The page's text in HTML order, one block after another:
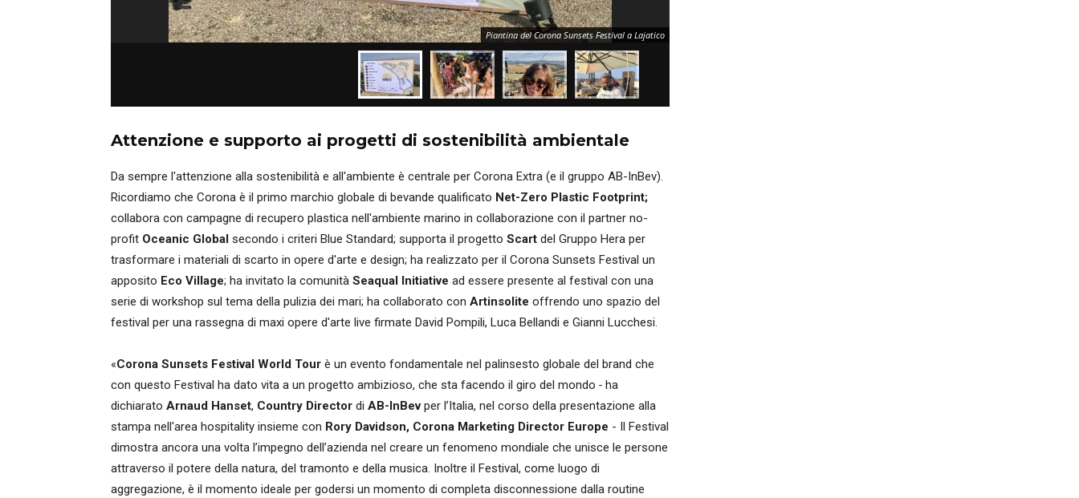
Piantina del Corona Sunsets Festival a Lajatico
Attenzione e supporto ai progetti di sostenibilità ambientale
Da sempre l'attenzione alla sostenibilità e all'ambiente è centrale per Corona Extra (e il gruppo AB-InBev).
Ricordiamo che Corona è il primo marchio globale di bevande qualificato Net-Zero Plastic Footprint;
collabora con campagne di recupero plastica nell'ambiente marino in collaborazione con il partner no-
profit Oceanic Global secondo i criteri Blue Standard; supporta il progetto Scart del Gruppo Hera per
trasformare i materiali di scarto in opere d'arte e design; ha realizzato per il Corona Sunsets Festival un
apposito Eco Village; ha invitato la comunità Seaqual Initiative ad essere presente al festival con una
serie di workshop sul tema della pulizia dei mari; ha collaborato con Artinsolite offrendo uno spazio del
festival per una rassegna di maxi opere d'arte live firmate David Pompili, Luca Bellandi e Gianni Lucchesi.
«Corona Sunsets Festival World Tour è un evento fondamentale nel palinsesto globale del brand che
con questo Festival ha dato vita a un progetto ambizioso, che sta facendo il giro del mondo - ha
dichiarato Arnaud Hanset, Country Director di AB-InBevper l’Italia, nel corso della presentazione alla
stampa nell'area hospitality insieme con Rory Davidson, Corona Marketing Director Europe - Il Festival
dimostra ancora una volta l’impegno dell’azienda nel creare un fenomeno mondiale che unisce le persone
attraverso il potere della natura, del tramonto e della musica. Inoltre il Festival, come luogo di
aggregazione, è il momento ideale per godersi un momento di completa disconnessione dalla routine